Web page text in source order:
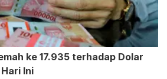
ke 17.935 terhadap Dolar
Ini